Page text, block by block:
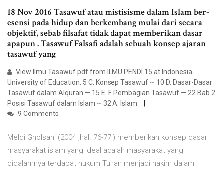
18 Nov 2016 Tasawuf atau mistisisme dalam Islam ber-
esensi pada hidup dan berkembang mulai dari secara
objektif, sebab filsafat tidak dapat memberikan dasar
apapun . Tasawuf Falsafi adalah sebuah konsep ajaran
tasawuf yang
View Ilmu Tasawuf.pdf from ILMU PENDI 15 at Indonesia
University of Education. 5 C. Konsep Tasawuf ~ 10 D. Dasar-Dasar
Tasawuf dalam Alquran — 15 E. F. Pembagian Tasawuf — 22 Bab 2
Posisi Tasawuf dalam Islam ~ 32 A. Islam
9 Comments
Meldi Gholsani (2004 ,hal. 76-77 ) memberikan konsep dasar
masyarakat islam yang ideal adalah masyarakat yang
didalamnya terdapat hukum Tuhan menjadi hakim dalam